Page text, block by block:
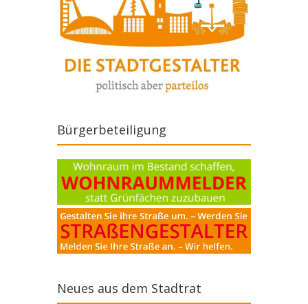
Bürgerbeteiligung
Neues aus dem Stadtrat